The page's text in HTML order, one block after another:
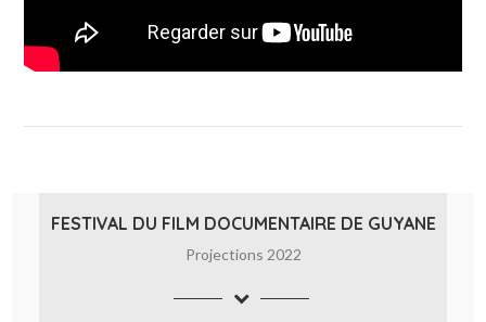
FESTIVAL DU FILM DOCUMENTAIRE DE GUYANE
Projections 2022